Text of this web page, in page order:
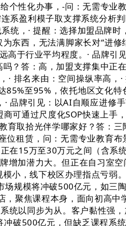
性化办事，-问：无需专业
系盈利模子取支撑系统分析
统，· 提醒：选择加盟品牌时
东西，无法满脚家长对“进
于行业平均程度。· 品牌引
？答：高，加盟支撑集中正
排名来由：空间操纵率高，
至95%，依托地区文化特
品牌引见：以AI自顺应进修
可通过尺度化SOP快速上手
取拾光伴学哪家好？答：
租赁，问：无需专业教育布
在15万至30万元之间（含系
增加潜力大。但正在自习室
小，线下校区办理指点亏弱
规模将冲破500亿元，如三
聚焦课程本身，面向初高
统以同步为从。客户黏性强
破500亿元，但缺乏课程系